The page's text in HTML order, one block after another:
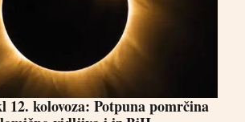
12. kolovoza: Potpuna pomrčina